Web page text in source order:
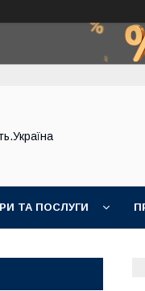
ТА ПОСЛУГИ